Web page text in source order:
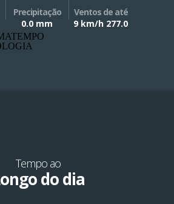
Precipitação
0.0 mm
Ventos de até
9 km/h 277.0
Tempo ao
do dia